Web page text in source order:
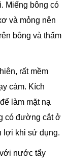
Miếng bông có
và mỏng nên
bông và thấm
rất mềm
cảm. Kích
làm mặt nạ
có đường cắt ở
lợi khi sử dụng.
nước tẩy